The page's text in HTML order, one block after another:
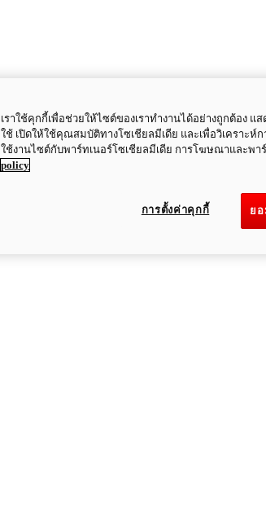
เราใช้คุกกี้เพื่อช่วยให้ไซต์ของเราทำงานได้อย่างถูกต้อง
ใช้ เปิดให้ใช้คุณสมบัติทางโซเชียลมีเดีย และเพื่อวิเคราะห์
ใช้งานไซต์กับพาร์ทเนอร์โซเชียลมีเดีย การโฆษณาและพา
policy
ย
การตั้งค่าคุกกี้